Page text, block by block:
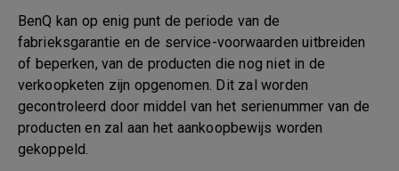
BenQ kan op enig punt de periode van de
fabrieksgarantie en de service-voorwaarden uitbreiden
of beperken, van de producten die nog niet in de
verkoopketen zijn opgenomen. Dit zal worden
gecontroleerd door middel van het serienummer van de
producten en zal aan het aankoopbewijs worden
gekoppeld.